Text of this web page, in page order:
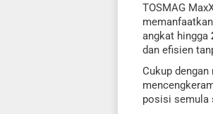
TOSMAG
angkat hingga
dan efisien
Cukup
posisi semula